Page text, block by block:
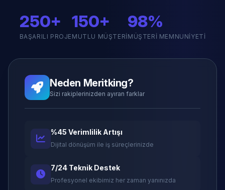
250+
BAŞARILI PROJE
150+
MUTLU MÜŞTERI
98%
MÜŞTERI MEMNUNIYETI
Neden Meritking?
Sizi rakiplerinizden ayıran farklar
%45 Verimlilik Artışı
Dijital dönüşüm ile iş süreçlerinizde
7/24 Teknik Destek
Profesyonel ekibimiz her zaman yanınızda